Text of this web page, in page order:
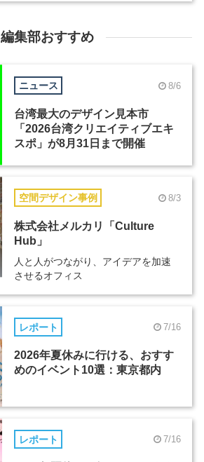
編集部おすすめ
ニュース 8/6
台湾最大のデザイン見本市
「2026台湾クリエイティブエキ
スポ」が8月31日まで開催
空間デザイン事例 8/3
株式会社メルカリ「Culture
Hub」
人と人がつながり、アイデアを加速
させるオフィス
レポート 7/16
2026年夏休みに行ける、おすす
めのイベント10選：東京都内
レポート 7/16